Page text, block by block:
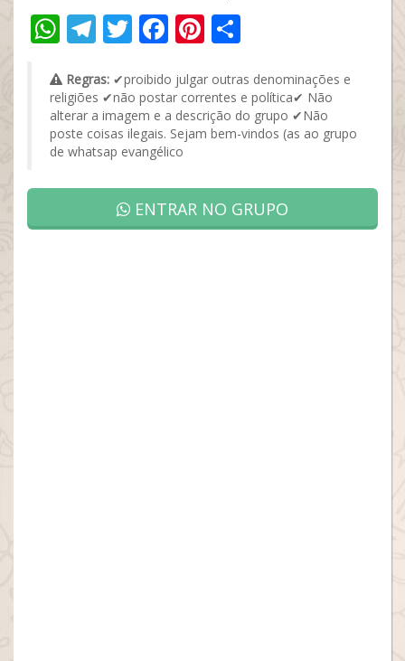
WhatsApp
Telegram
Twitter
Facebook
Pinterest
Regras: ✔proibido julgar outras denominações e
religiões ✔não postar correntes e política✔ Não
alterar a imagem e a descrição do grupo ✔Não
poste coisas ilegais. Sejam bem-vindos (as ao grupo
de whatsap evangélico
ENTRAR NO GRUPO